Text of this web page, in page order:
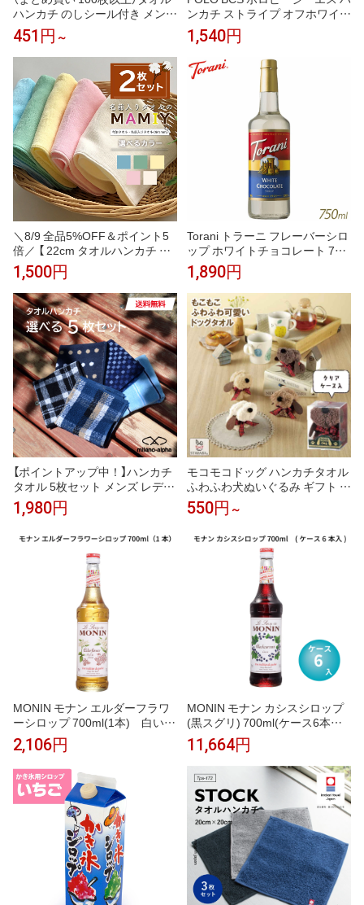
ハンカチ のしシール付き メンズ
ハンドタオル 今治タオル 個包装
ギフト まとめ買い 22.5×23cm
レディース ギフト お配り ご挨
拶 退職 Tps-152-100set-nosi［タ
バラット］
451円 ～
ンカチ ストライプ オフホワイト
25cm あぶらとり 抗菌防臭 タオ
ルハンカチ ハンドタオル ギフト
ボックス入り メンズ 紳士 ブラ
ンド ギフト プレゼント 男性 人
気 おしゃれ ラッピング対応 誕
生日 お礼 お返し お祝い 贈答品
1,540円
＼8/9 全品5%OFF＆ポイント5
倍／ 【 22cm タオルハンカチ 無
地 2枚 セット 】 名入れなし タ
オルセット 今治 子供 プレゼン
ト お礼 お返し シャーリング ミ
ニハンカチ 無地 おしぼりタオル
ミニハンカチ
1,500円
Torani トラーニ フレーバーシロ
ップ ホワイトチョコレート 750
ml 瓶
1,890円
【ポイントアップ中！】ハンカチ
タオル 5枚セット メンズ レディ
ース ハンカチセット ハンドタオ
ル タオルハンカチ まとめ買い
水 速乾性 ポケットサイズ 25cm
ギフト プレゼント 男性 おしゃ
れ お買い得 送料無料
1,980円
モコモコドッグ ハンカチタオル
ふわふわ犬ぬいぐるみ ギフト 犬
好き プレゼント 送料無料
550円 ～
MONIN モナン エルダーフラワ
ーシロップ 700ml(1本) 白い花
の上品な香り マスカット風 ヒュ
ーゴ スプリッツ ジントニック
ソーダ ノンアルコールカクテル
モクテル 割り材 業務用 カフェ
フレーバーシロップ
2,106円
MONIN モナン カシスシロップ
(黒スグリ) 700ml(ケース6本入)
カシス 黒スグリ カシスオレン
ジ カシスソーダ カシスウーロン
ノンアルコール モクテル 割り材
業務用 カフェ フレーバーシロッ
プ
11,664円